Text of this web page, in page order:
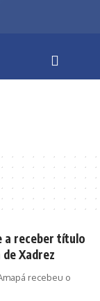
a receber título
Xadrez
recebeu o